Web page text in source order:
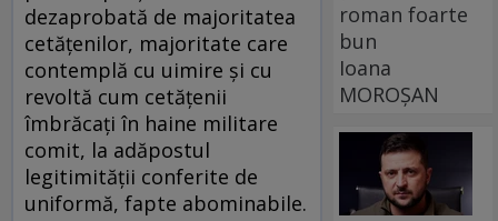
dezaprobată de majoritatea
cetăţenilor, majoritate care
contemplă cu uimire şi cu
revoltă cum cetăţenii
îmbrăcaţi în haine militare
comit, la adăpostul
legitimităţii conferite de
uniformă, fapte abominabile.
roman foarte
bun
Ioana
MOROȘAN